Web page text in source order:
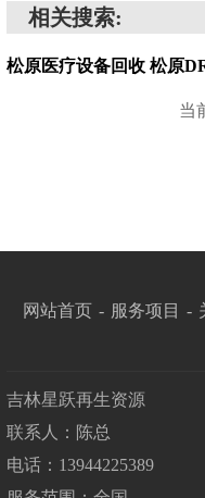
相关搜索:
松原医疗设备回收 松原
当
网站首页 - 服务项目 -
吉林星跃再生资源
联系人：陈总
电话：13944225389